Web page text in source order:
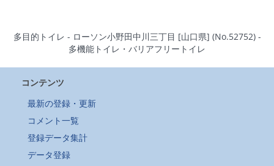
多目的トイレ - ローソン小野田中川三丁目 [山口県] (No.52752) -
多機能トイレ・バリアフリートイレ
コンテンツ
最新の登録・更新
コメント一覧
登録データ集計
データ登録